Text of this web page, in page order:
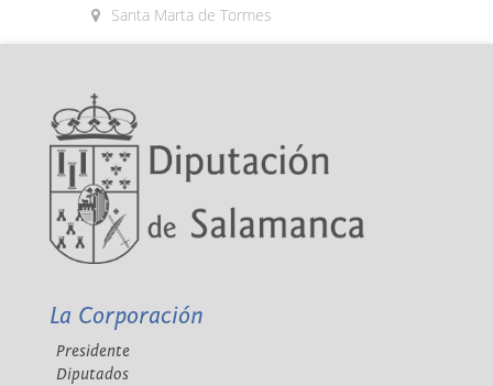
Santa Marta de Tormes
La Corporación
Presidente
Diputados